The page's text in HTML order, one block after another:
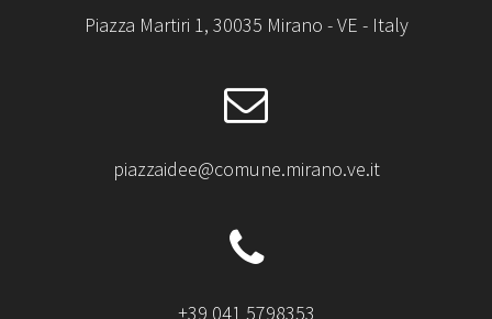
Piazza Martiri 1, 30035 Mirano - VE - Italy
piazzaidee@comune.mirano.ve.it
+39 041 5798353